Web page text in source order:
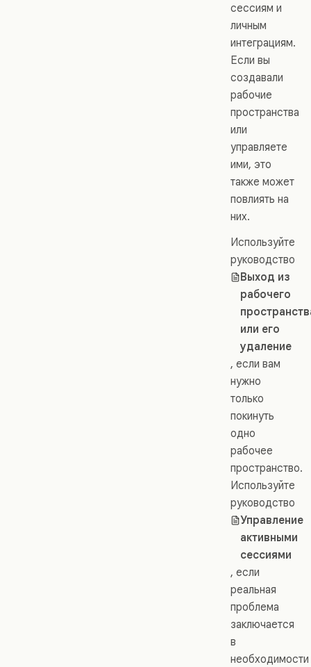
сессиям и
личным
интеграциям.
Если вы
создавали
рабочие
пространства
или
управляете
ими, это
также может
повлиять на
них.
Используйте
руководство
Выход из
рабочего
или его
удаление
, если вам
нужно
только
покинуть
одно
рабочее
пространство.
Используйте
руководство
Управление
активными
сессиями
, если
реальная
проблема
заключается
в
необходимости